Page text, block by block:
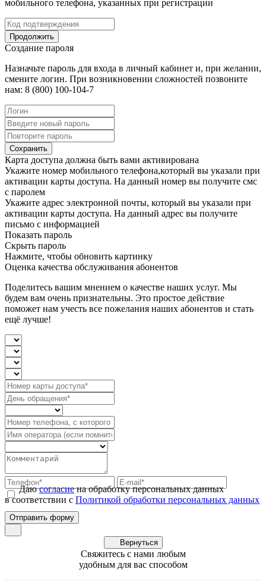
мобильного телефона, указанных при регистрации
Продолжить
Создание пароля
Назначьте пароль для входа в личный кабинет и, при желании,
смените логин. При возникновении сложностей позвоните
нам: 8 (800) 100-104-7
Сохранить
Карта доступа должна быть вами активирована
Укажите номер мобильного телефона,который вы указали при
активации карты доступа. На данный номер вы получите смс
с паролем
Укажите адрес электронной почты, который вы указали при
активации карты доступа. На данный адрес вы получите
письмо с информацией
Показать пароль
Скрыть пароль
Нажмите, чтобы обновить картинку
Оценка качества обслуживания абонентов
Поделитесь вашим мнением о качестве наших услуг. Мы
будем вам очень признательны. Это простое действие
поможет нам учесть все пожелания наших абонентов и стать
ещё лучше!
Даюсогласиена обработку персональных данных
в соответствии с Политикой обработки персональных данных
Вернуться
Свяжитесь с нами любым
удобным для вас способом